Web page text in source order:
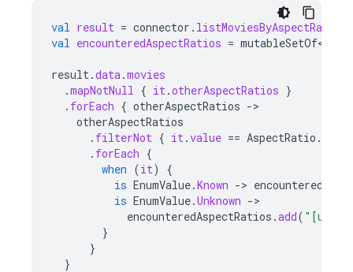
val result = connector . listMoviesByAspectRatio
val encounteredAspectRatios =
result.data.movies
.mapNotNull { it.otherAspectRatios }
. forEach { otherAspectRatios -
otherAspectRatios
. filterNot { it.value == AspectRatio .
. forEach {
when (it)
{
is EnumValue.Known ->
is EnumValue.Unknown -
encounteredAspectRatios .add(
}
}
}